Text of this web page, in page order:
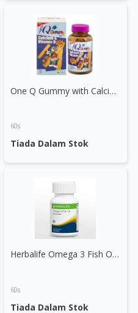
One Q Gummy with Calcium & Vitamin D
60s
Tiada Dalam Stok
Herbalife Omega 3 Fish Oil with EPA & DHA Softgel
60s
Tiada Dalam Stok